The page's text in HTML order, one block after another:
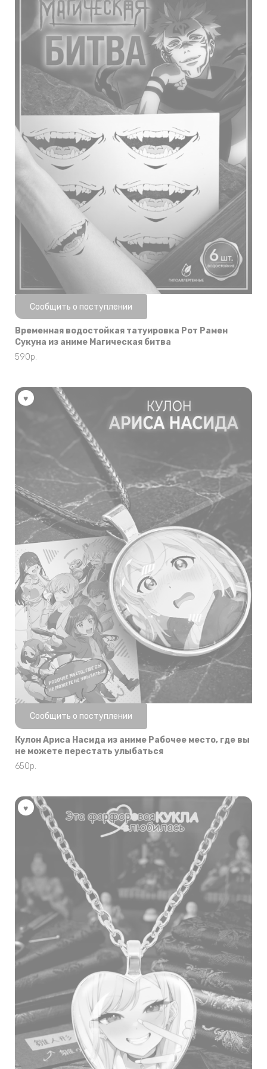
Нет в наличии
Сообщить о поступлении
Временная водостойкая татуировка Рот Рамен
Сукуна из аниме Магическая битва
590р.
Нет в наличии
Сообщить о поступлении
Кулон Ариса Насида из аниме Рабочее место, где вы
не можете перестать улыбаться
650р.